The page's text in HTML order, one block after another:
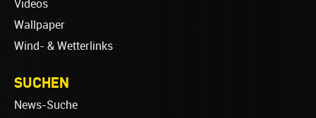
Videos
Wallpaper
Wind- & Wetterlinks
SUCHEN
News-Suche